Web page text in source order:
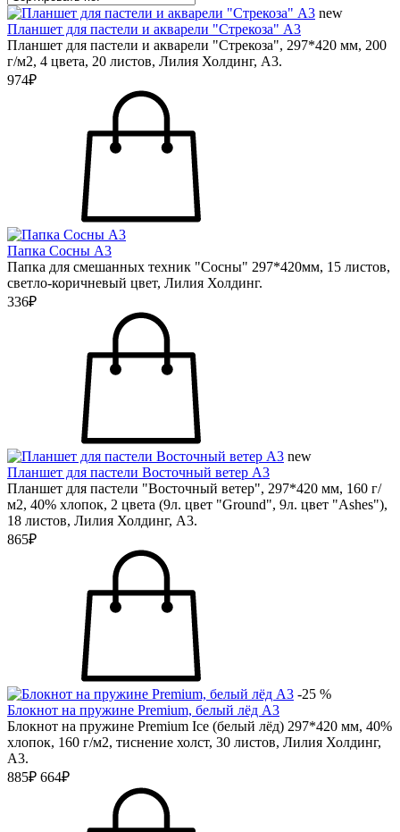
new
Планшет для пастели и акварели "Стрекоза" А3
Планшет для пастели и акварели "Стрекоза", 297*420 мм, 200
г/м2, 4 цвета, 20 листов, Лилия Холдинг, А3.
974₽
Папка Сосны А3
Папка для смешанных техник "Сосны" 297*420мм, 15 листов,
светло-коричневый цвет, Лилия Холдинг.
336₽
new
Планшет для пастели Восточный ветер А3
Планшет для пастели "Восточный ветер", 297*420 мм, 160 г/
м2, 40% хлопок, 2 цвета (9л. цвет "Ground", 9л. цвет "Ashes"),
18 листов, Лилия Холдинг, А3.
865₽
-25 %
Блокнот на пружине Premium, белый лёд А3
Блокнот на пружине Premium Ice (белый лёд) 297*420 мм, 40%
хлопок, 160 г/м2, тиснение холст, 30 листов, Лилия Холдинг,
А3.
885₽ 664₽